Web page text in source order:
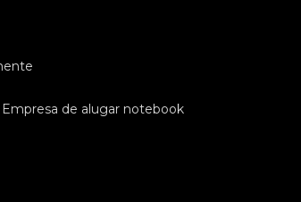
empresa de alugar notebook